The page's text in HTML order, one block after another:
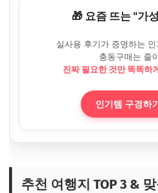
🎁 요즘 뜨는 "가
실사용 후기가 증명하는
충동구매는 줄
진짜 필요한 것만 똑똑하
인기템 구경하
추천 여행지 TOP 3 &